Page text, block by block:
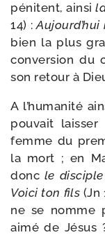
péni­tent, ain­si
14) :
bien la plus
conver­sion du
son retour à
A l’humanité
pou­vait
femme du
la mort ; en
donc le
Voici ton fils (Jn
ne se nomme
aimé de Jésus